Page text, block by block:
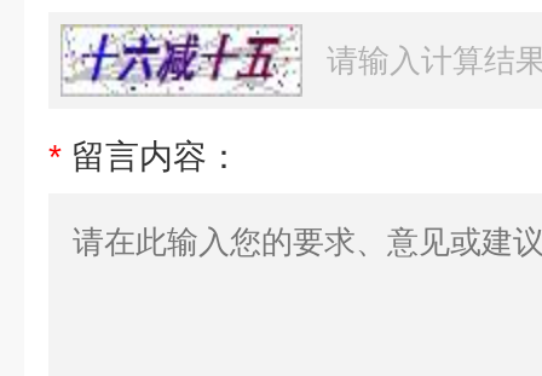
* 留言内容：